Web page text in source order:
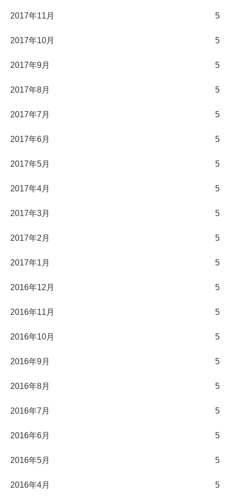
2017年11月 5
2017年10月 5
2017年9月 5
2017年8月 5
2017年7月 5
2017年6月 5
2017年5月 5
2017年4月 5
2017年3月 5
2017年2月 5
2017年1月 5
2016年12月 5
2016年11月 5
2016年10月 5
2016年9月 5
2016年8月 5
2016年7月 5
2016年6月 5
2016年5月 5
2016年4月 5